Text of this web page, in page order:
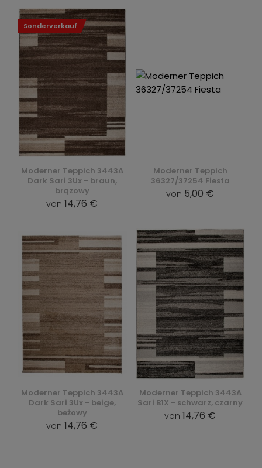
Moderner Teppich 3443A
Dark Sari 3Ux - braun,
brązowy
von 14,76 €
Sonderverkauf
Moderner Teppich
36327/37254 Fiesta
von 5,00 €
Moderner Teppich 3443A
Dark Sari 3Ux - beige,
beżowy
von 14,76 €
Moderner Teppich 3443A
Sari B1X - schwarz, czarny
von 14,76 €